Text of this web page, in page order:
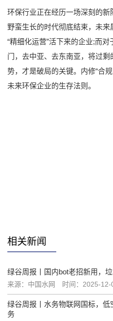
环保行业正在经历一场深刻的新
野蛮生长的时代彻底结束，未来
“精细化运营”活下来的企业;而
门，去中亚、去东南亚，将过
势，才是破局的关键。内修“合
未来环保企业的生存法则。
相关新闻
绿谷周报丨国内bot老招新用，
来源：中国水网 时间：2025-12-
绿谷周报丨水务物联网国标，
务